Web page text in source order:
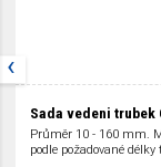
Sada vedeni trubek
Průměr 10 - 160 mm.
podle požadované
‹